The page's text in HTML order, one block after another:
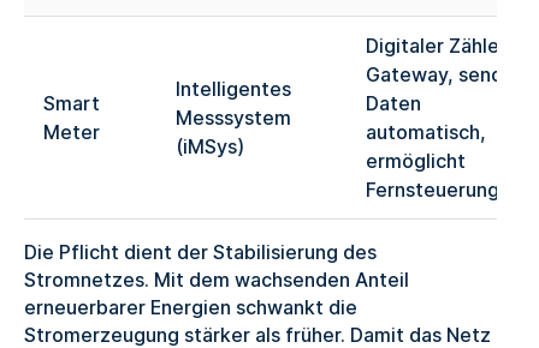
Smart
Meter
Intelligentes
Messsystem
(iMSys)
Digitaler Zähler +
Gateway, sendet
Daten
automatisch,
ermöglicht
Fernsteuerung
Die Pflicht dient der Stabilisierung des
Stromnetzes. Mit dem wachsenden Anteil
erneuerbarer Energien schwankt die
Stromerzeugung stärker als früher. Damit das Netz